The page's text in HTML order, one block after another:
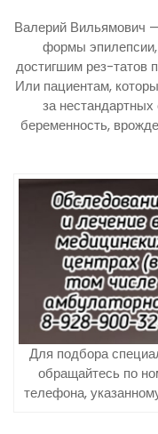
Валерий Вильямович
формы
достигшим рез-татов
Или пациентам,
за нестандартных
беременность,
Для подбора
обращайтесь по
телефона,